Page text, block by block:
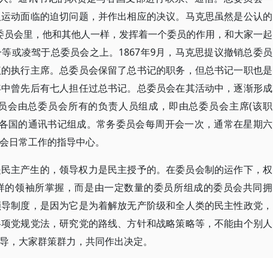
动面临的迫切问题，并作出相应的决议。马克思虽然是公认的
员会里，他和其他人一样，发挥着一个委员的作用，和大家一起
或凌驾于总委员会之上。1867年9月，马克思提议撤销总委员
执行主席。总委员会保留了总书记的职务，但总书记一职也是
曾先后有七人担任过总书记。总委员会在其活动中，逐渐形成
会由总委员会所有的负责人员组成，即由总委员会主席(该职
国的通讯书记组成。常务委员会每周开会一次，通常在星期六
日常工作的指导中心。
主产生的，领导权力是民主授予的。在委员会制的运作下，权
领袖所掌握，而是由一定数量的委员所组成的委员会共同拥
制度，是因为它是为着解放无产阶级和全人类的民主性政党，
党规党法，研究党的路线、方针和战略策略等，不能由个别人
大家群策群力，共同作出决定。